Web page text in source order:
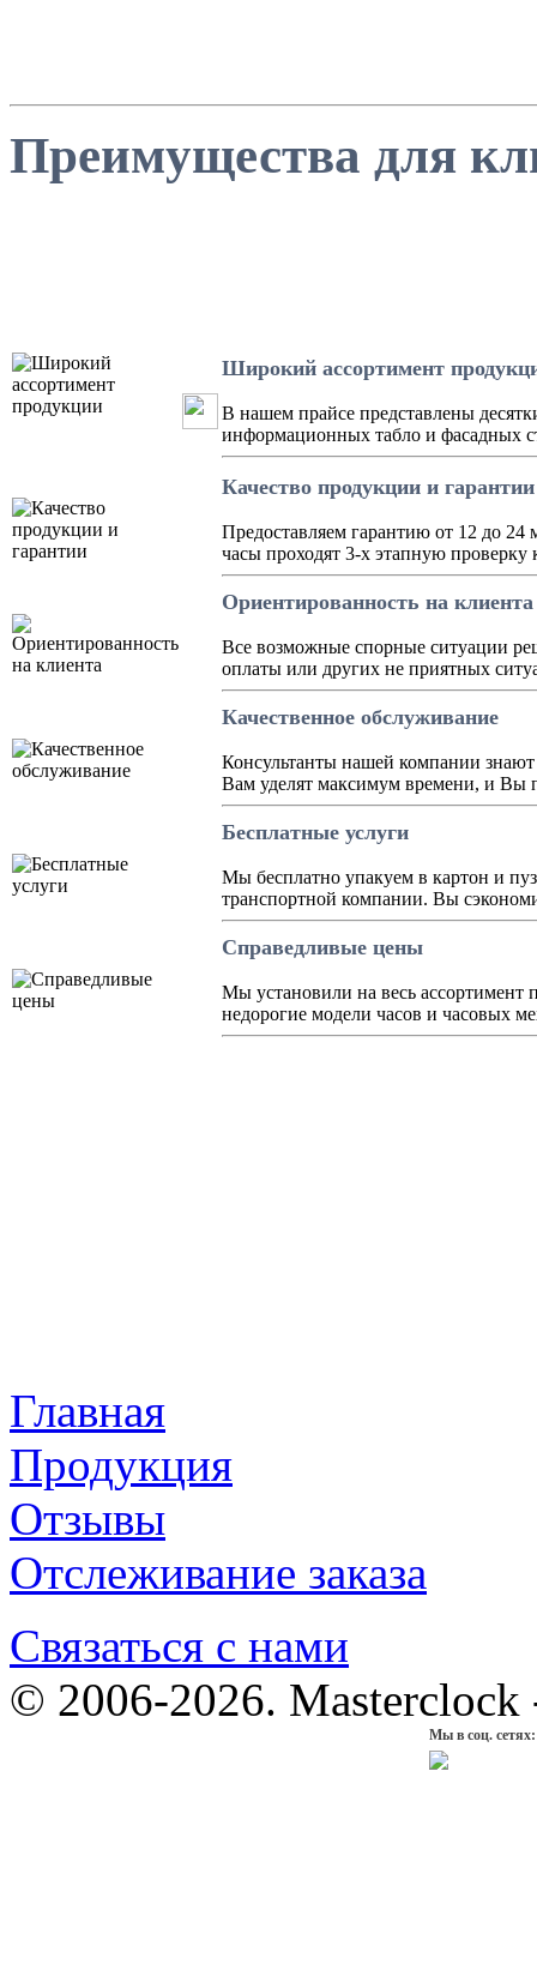
Преимущества для
Широкий ассортимент
В нашем прайсе представлены
информационных табло и фасадных
Качество продукции и гарантии
Предоставляем гарантию от 12 до
часы проходят 3-х этапную
Ориентированность на клиента
Все возможные спорные ситуации
оплаты или других не приятных
Качественное обслуживание
Консультанты нашей компании
Вам уделят максимум времени, и Вы
Бесплатные услуги
Мы бесплатно упакуем в картон и
транспортной компании. Вы
Справедливые цены
Мы установили на весь ассортимент
недорогие модели часов и часовых
Главная
Продукция
Отзывы
Отслеживание заказа
Связаться с нами
© 2006-2026.
Мы в соц. сетях: